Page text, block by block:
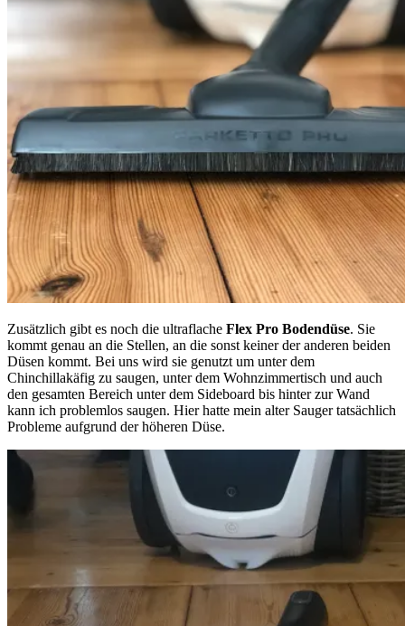
Zusätzlich gibt es noch die ultraflache Flex Pro Bodendüse. Sie
kommt genau an die Stellen, an die sonst keiner der anderen beiden
Düsen kommt. Bei uns wird sie genutzt um unter dem
Chinchillakäfig zu saugen, unter dem Wohnzimmertisch und auch
den gesamten Bereich unter dem Sideboard bis hinter zur Wand
kann ich problemlos saugen. Hier hatte mein alter Sauger tatsächlich
Probleme aufgrund der höheren Düse.